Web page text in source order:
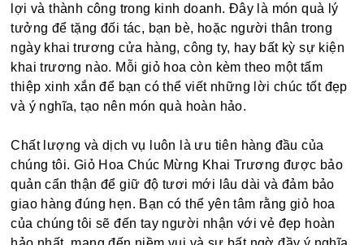
lợi và thành công trong kinh doanh. Đây là món quà lý
tưởng để tặng đối tác, bạn bè, hoặc người thân trong
ngày khai trương cửa hàng, công ty, hay bất kỳ sự kiện
khai trương nào. Mỗi giỏ hoa còn kèm theo một tấm
thiệp xinh xắn để bạn có thể viết những lời chúc tốt đẹp
và ý nghĩa, tạo nên món quà hoàn hảo.
Chất lượng và dịch vụ luôn là ưu tiên hàng đầu của
chúng tôi. Giỏ Hoa Chúc Mừng Khai Trương được bảo
quản cẩn thận để giữ độ tươi mới lâu dài và đảm bảo
giao hàng đúng hẹn. Bạn có thể yên tâm rằng giỏ hoa
của chúng tôi sẽ đến tay người nhận với vẻ đẹp hoàn